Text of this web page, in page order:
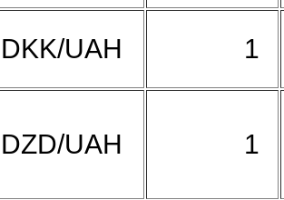
DKK/UAH 1
DZD/UAH 1